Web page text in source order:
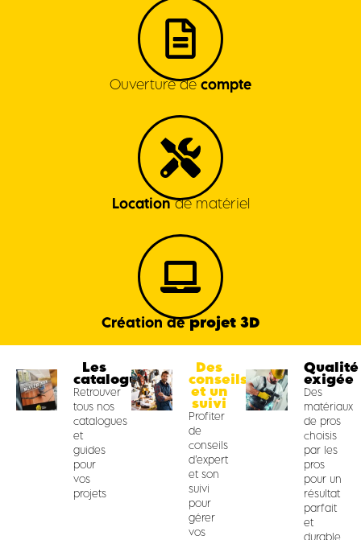
Ouverture decompte
Locationde matériel
Création deprojet 3D
Les
catalogues
Retrouver
tous nos
catalogues
et
guides
pour
vos
projets
Des
conseils
et un
suivi
Profiter
de
conseils
d’expert
et son
suivi
pour
gérer
vos
Qualité
exigée
Des
matériaux
de pros
choisis
par les
pros
pour un
résultat
parfait
et
durable